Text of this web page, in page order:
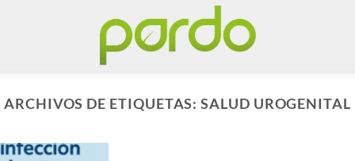
ARCHIVOS DE ETIQUETAS:SALUD UROGENITAL